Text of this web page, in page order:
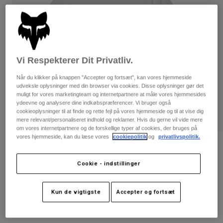
Bukser
Handsker
Beskyttelser
Tilbehør
Bukser
Handsker
Jakker
Protections
Briller
Sokker
Tasker & tilbehør
Spare parts
Skjorter
Se alle
Women
T-Shirts & Tops
Hoodies og sweatre
Jakker
Bukser & Shorts
Shirts
Se alle
Guards
Goggles
Socks
Se alle
Moto
Helmets
Jerseys
Price reduced from
209,4 kr 40% OFF
Vi Respekterer Dit Privatliv.
Når du klikker på knappen "Accepter og fortsæt", kan vores hjemmeside
udveksle oplysninger med din browser via cookies. Disse oplysninger gør det
muligt for vores marketingteam og internetpartnere at måle vores hjemmesides
ydeevne og analysere dine indkøbspræferencer. Vi bruger også
cookieoplysninger til at finde og rette fejl på vores hjemmeside og til at vise dig
mere relevant/personaliseret indhold og reklamer. Hvis du gerne vil vide mere
om vores internetpartnere og de forskellige typer af cookies, der bruges på
vores hjemmeside, kan du læse vores
cookiepolitik og privatlivspolitik.
Cookie - indstillinger
Kun de vigtigste Accepter og fortsæt